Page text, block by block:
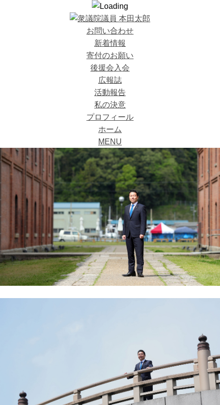
お問い合わせ
新着情報
寄付のお願い
後援会入会
広報誌
活動報告
私の決意
プロフィール
ホーム
MENU